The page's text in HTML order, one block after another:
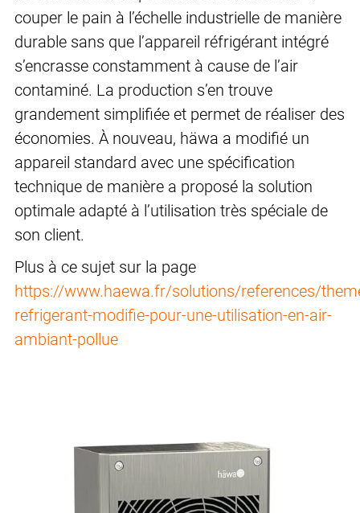
couper le pain à l’échelle industrielle de manière
durable sans que l’appareil réfrigérant intégré
s’encrasse constamment à cause de l’air
contaminé. La production s’en trouve
grandement simplifiée et permet de réaliser des
économies. À nouveau, häwa a modifié un
appareil standard avec une spécification
technique de manière a proposé la solution
optimale adapté à l’utilisation très spéciale de
son client.
Plus à ce sujet sur la page
https://www.haewa.fr/solutions/references/
refrigerant-modifie-pour-une-utilisation-en-air-
ambiant-pollue